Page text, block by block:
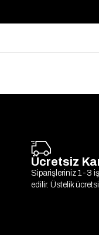
Ücretsiz
Siparişleriniz 1-3
edilir. Üstelik